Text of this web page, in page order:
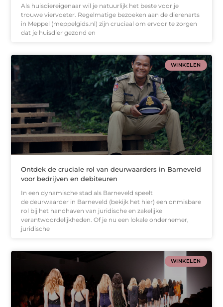
Als huisdiereigenaar wil je natuurlijk het beste voor je
trouwe viervoeter. Regelmatige bezoeken aan de dierenarts
in Meppel (meppelgids.nl) zijn cruciaal om ervoor te zorgen
dat je huisdier gezond en
WINKELEN
Ontdek de cruciale rol van deurwaarders in Barneveld
voor bedrijven en debiteuren
In een dynamische stad als Barneveld speelt
de deurwaarder in Barneveld (bekijk het hier) een onmisbare
rol bij het handhaven van juridische en zakelijke
verantwoordelijkheden. Of je nu een lokale ondernemer,
juridische
WINKELEN